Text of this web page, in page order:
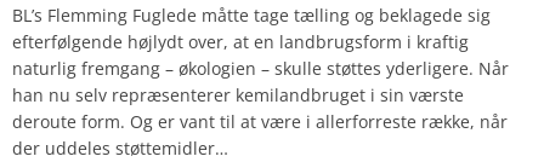
BL’s Flemming Fuglede måtte tage tælling og beklagede sig
efterfølgende højlydt over, at en landbrugsform i kraftig
naturlig fremgang – økologien – skulle støttes yderligere. Når
han nu selv repræsenterer kemilandbruget i sin værste
deroute form. Og er vant til at være i allerforreste række, når
der uddeles støttemidler…